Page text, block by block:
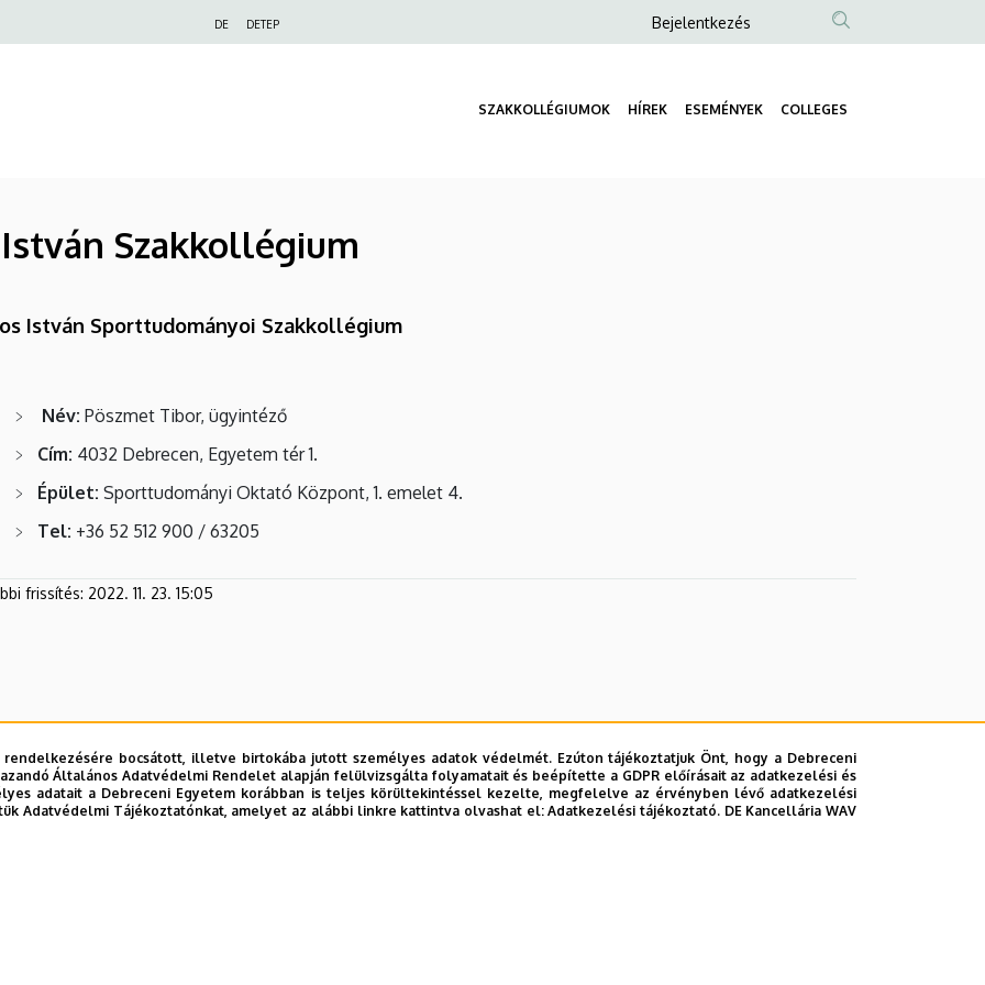
DE DETEP
Anonim
menüje
Bejelentkezés
SZAKKOLLÉGIUMOK HÍREK ESEMÉNYEK COLLEGES
Szakkollégium
István Sporttudományoi Szakkollégium
Név: Pöszmet Tibor, ügyintéző
Cím: 4032 Debrecen, Egyetem tér 1.
Épület: Sporttudományi Oktató Központ, 1. emelet 4.
Tel: +36 52 512 900 / 63205
frissítés: 2022. 11. 23. 15:05
bocsátott, illetve birtokába jutott személyes adatok védelmét. Ezúton tájékoztatjuk Önt, hogy a Debreceni
Általános Adatvédelmi Rendelet alapján felülvizsgálta folyamatait és beépítette a GDPR előírásait az adatkezelési és
adatait a Debreceni Egyetem korábban is teljes körültekintéssel kezelte, megfelelve az érvényben lévő adatkezelési
Adatvédelmi Tájékoztatónkat, amelyet az alábbi linkre kattintva olvashat el:Adatkezelési tájékoztató. DE Kancellária WAV